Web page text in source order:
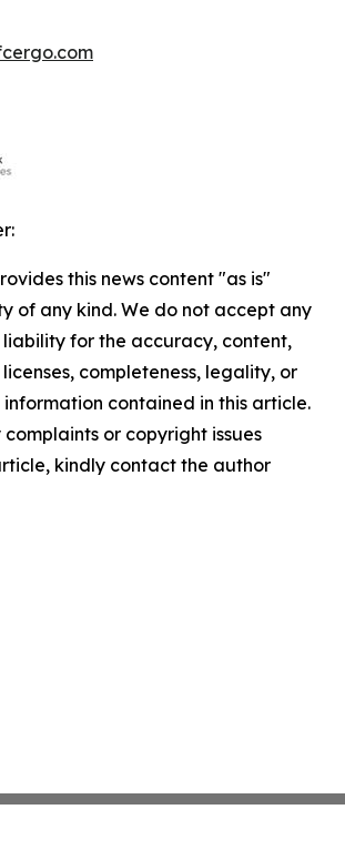
this news content "as is"
of any kind. We do not accept any
liability for the accuracy, content,
completeness, legality, or
contained in this article.
or copyright issues
kindly contact the author